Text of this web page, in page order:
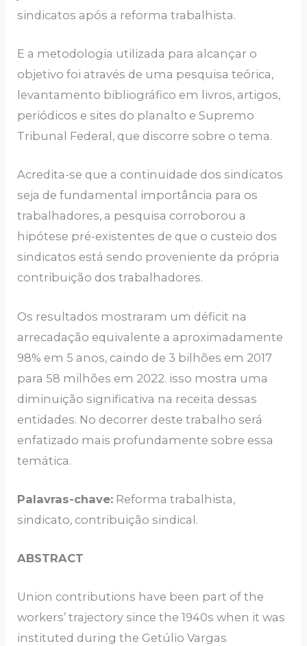
sindicatos após a reforma trabalhista.
E a metodologia utilizada para alcançar o
objetivo foi através de uma pesquisa teórica,
levantamento bibliográfico em livros, artigos,
periódicos e sites do planalto e Supremo
Tribunal Federal, que discorre sobre o tema.
Acredita-se que a continuidade dos sindicatos
seja de fundamental importância para os
trabalhadores, a pesquisa corroborou a
hipótese pré-existentes de que o custeio dos
sindicatos está sendo proveniente da própria
contribuição dos trabalhadores.
Os resultados mostraram um déficit na
arrecadação equivalente a aproximadamente
98% em 5 anos, caindo de 3 bilhões em 2017
para 58 milhões em 2022. isso mostra uma
diminuição significativa na receita dessas
entidades. No decorrer deste trabalho será
enfatizado mais profundamente sobre essa
temática.
Palavras-chave: Reforma trabalhista,
sindicato, contribuição sindical.
ABSTRACT
Union contributions have been part of the
workers’ trajectory since the 1940s when it was
instituted during the Getúlio Vargas